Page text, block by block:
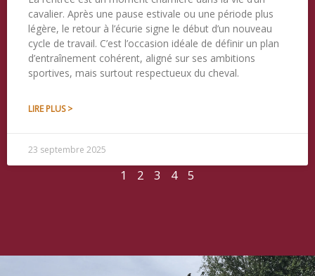
cavalier. Après une pause estivale ou une période plus
légère, le retour à l’écurie signe le début d’un nouveau
cycle de travail. C’est l’occasion idéale de définir un plan
d’entraînement cohérent, aligné sur ses ambitions
sportives, mais surtout respectueux du cheval.
LIRE PLUS >
23 septembre 2025
1 2 3 4 5